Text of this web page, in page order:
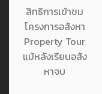
สิทธิการเข้าชม
โครงการอสังหา
Property Tour
แม้หลังเรียนอสัง
หาจบ